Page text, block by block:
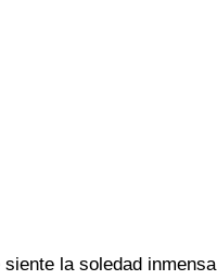
la soledad inmensa